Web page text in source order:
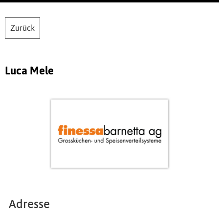
Zurück
Luca Mele
Adresse